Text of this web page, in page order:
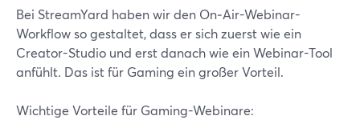
Bei StreamYard haben wir den On‑Air-Webinar-
Workflow so gestaltet, dass er sich zuerst wie ein
Creator-Studio und erst danach wie ein Webinar-Tool
anfühlt. Das ist für Gaming ein großer Vorteil.
Wichtige Vorteile für Gaming-Webinare: